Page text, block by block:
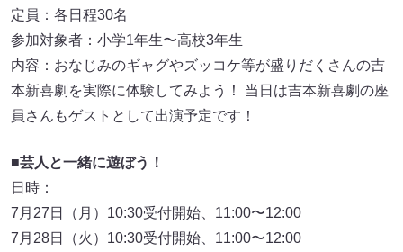
定員：各日程30名
参加対象者：小学1年生〜高校3年生
内容：おなじみのギャグやズッコケ等が盛りだくさんの吉
本新喜劇を実際に体験してみよう！ 当日は吉本新喜劇の座
員さんもゲストとして出演予定です！
■芸人と一緒に遊ぼう！
日時：
7月27日（月）10:30受付開始、11:00〜12:00
7月28日（火）10:30受付開始、11:00〜12:00